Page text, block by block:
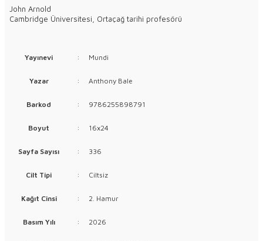
John Arnold
Cambridge Üniversitesi, Ortaçağ tarihi profesörü
Yayınevi : Mundi
Yazar : Anthony Bale
Barkod : 9786255898791
Boyut : 16x24
Sayfa Sayısı : 336
Cilt Tipi : Ciltsiz
Kağıt Cinsi : 2. Hamur
Basım Yılı : 2026